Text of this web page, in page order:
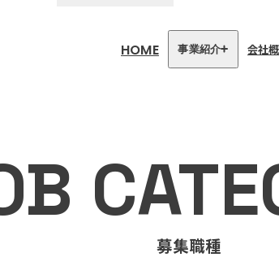
HOME 事業紹介
リハビリセンター
健康特化型デイサ
α
福祉用具プランナ
会社
募集職種